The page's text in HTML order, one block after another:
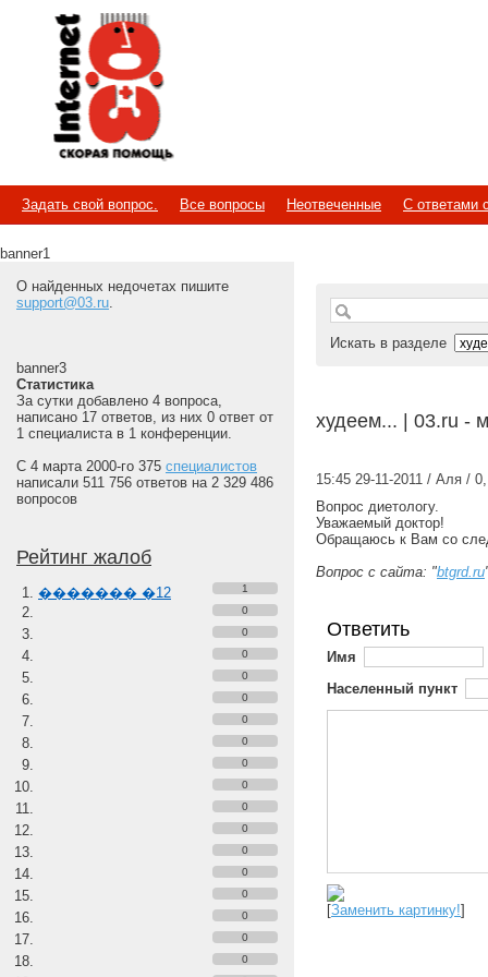
Internet
Скорая помощь
Задать свой вопрос. Все вопросы Неотвеченные С ответами
banner1
О найденных недочетах пишите
support@03.ru.
banner3
Статистика
За сутки добавлено 4 вопроса,
написано 17 ответов, из них 0 ответ от
1 специалиста в 1 конференции.
С 4 марта 2000-го 375 специалистов
написали 511 756 ответов на 2 329 486
вопросов
Рейтинг жалоб
������� �12
1
0
0
0
0
0
0
0
0
0
0
0
0
0
0
0
0
0
Искать в разделе
худеем... | 03.ru -
15:45 29-11-2011 / Аля / 0
Вопрос диетологу.
Уважаемый доктор!
Обращаюсь к Вам со
Вопрос с сайта: "btgrd.ru
Ответить
Имя
Населенный пункт
[Заменить картинку!]